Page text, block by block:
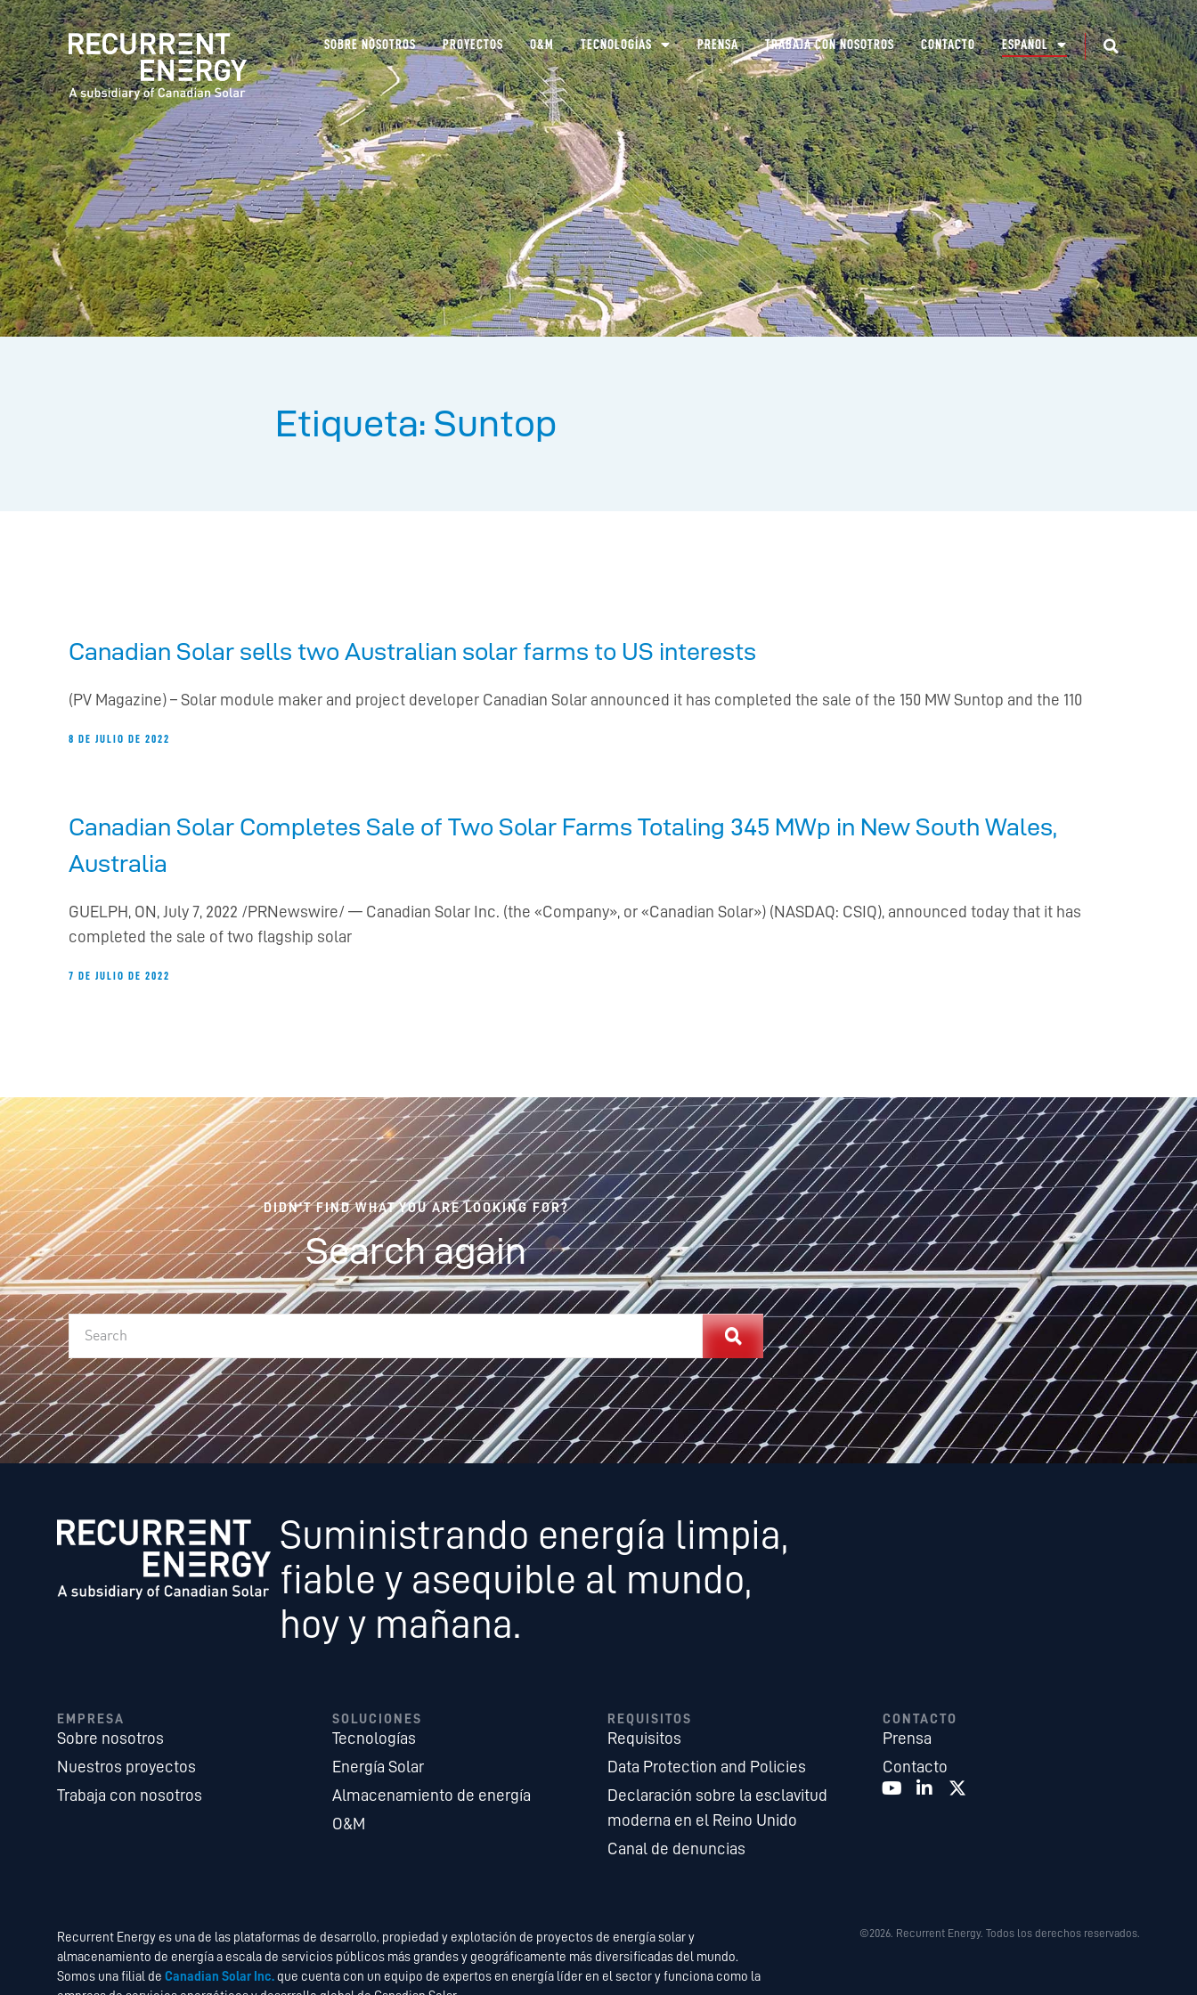
SOBRE NOSOTROS PROYECTOS O&M TECNOLOGÍAS PRENSA TRABAJA CON NOSOTROS CONTACTO ESPAÑOL
Etiqueta: Suntop
Canadian Solar sells two Australian solar farms to US interests
(PV Magazine) – Solar module maker and project developer Canadian Solar announced it has completed the sale of the 150 MW Suntop and the 110
8 DE JULIO DE 2022
Canadian Solar Completes Sale of Two Solar Farms Totaling 345 MWp in New South Wales,
Australia
GUELPH, ON, July 7, 2022 /PRNewswire/ — Canadian Solar Inc. (the «Company», or «Canadian Solar») (NASDAQ: CSIQ), announced today that it has
completed the sale of two flagship solar
7 DE JULIO DE 2022
DIDN'T FIND WHAT YOU ARE LOOKING FOR?
Search again
Suministrando energía limpia,
fiable y asequible al mundo,
hoy y mañana.
EMPRESA
Sobre nosotros
Nuestros proyectos
Trabaja con nosotros
SOLUCIONES
Tecnologías
Energía Solar
Almacenamiento de energía
O&M
REQUISITOS
Requisitos
Data Protection and Policies
Declaración sobre la esclavitud
moderna en el Reino Unido
Canal de denuncias
CONTACTO
Prensa
Contacto
Recurrent Energy es una de las plataformas de desarrollo, propiedad y explotación de proyectos de energía solar y
almacenamiento de energía a escala de servicios públicos más grandes y geográficamente más diversificadas del mundo.
Somos una filial de Canadian Solar Inc.que cuenta con un equipo de expertos en energía líder en el sector y funciona como la
©2026. Recurrent Energy. Todos los derechos reservados.